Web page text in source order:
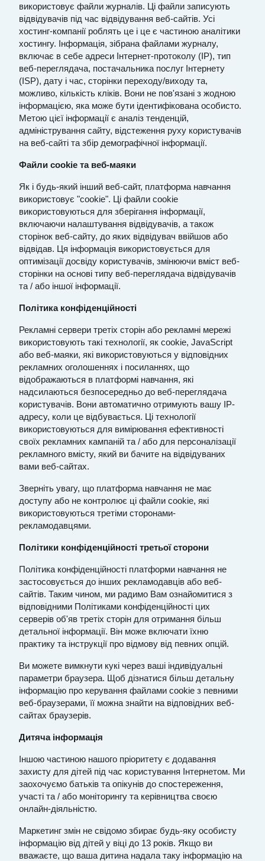
використовує файли журналів. Ці файли записують
відвідувачів під час відвідування веб-сайтів. Усі
хостинг-компанії роблять це і це є частиною аналітики
хостингу. Інформація, зібрана файлами журналу,
включає в себе адреси Інтернет-протоколу (IP), тип
веб-переглядача, постачальника послуг Інтернету
(ISP), дату і час, сторінки переходу/виходу та,
можливо, кількість кліків. Вони не пов'язані з жодною
інформацією, яка може бути ідентифікована особисто.
Метою цієї інформації є аналіз тенденцій,
адміністрування сайту, відстеження руху користувачів
на веб-сайті та збір демографічної інформації.
Файли cookie та веб-маяки
Як і будь-який інший веб-сайт, платформа навчання
використовує "cookie". Ці файли cookie
використовуються для зберігання інформації,
включаючи налаштування відвідувачів, а також
сторінок веб-сайту, до яких відвідувач ввійшов або
відвідав. Ця інформація використовується для
оптимізації досвіду користувачів, змінюючи вміст веб-
сторінки на основі типу веб-переглядача відвідувачів
та / або іншої інформації.
Політика конфіденційності
Рекламні сервери третіх сторін або рекламні мережі
використовують такі технології, як cookie, JavaScript
або веб-маяки, які використовуються у відповідних
рекламних оголошеннях і посиланнях, що
відображаються в платформі навчання, які
надсилаються безпосередньо до веб-переглядача
користувачів. Вони автоматично отримують вашу IP-
адресу, коли це відбувається. Ці технології
використовуються для вимірювання ефективності
своїх рекламних кампаній та / або для персоналізації
рекламного вмісту, який ви бачите на відвідуваних
вами веб-сайтах.
Зверніть увагу, що платформа навчання не має
доступу або не контролює ці файли cookie, які
використовуються третіми сторонами-
рекламодавцями.
Політики конфіденційності третьої сторони
Політика конфіденційності платформи навчання не
застосовується до інших рекламодавців або веб-
сайтів. Таким чином, ми радимо Вам ознайомитися з
відповідними Політиками конфіденційності цих
серверів об'яв третіх сторін для отримання більш
детальної інформації. Він може включати їхню
практику та інструкції про відмову від певних опцій.
Ви можете вимкнути кукі через ваші індивідуальні
параметри браузера. Щоб дізнатися більш детальну
інформацію про керування файлами cookie з певними
веб-браузерами, її можна знайти на відповідних веб-
сайтах браузерів.
Дитяча інформація
Іншою частиною нашого пріоритету є додавання
захисту для дітей під час користування Інтернетом. Ми
заохочуємо батьків та опікунів до спостереження,
участі та / або моніторингу та керівництва своєю
онлайн-діяльністю.
Маркетинг змін не свідомо збирає будь-яку особисту
інформацію від дітей у віці до 13 років. Якщо ви
вважаєте, що ваша дитина надала таку інформацію на